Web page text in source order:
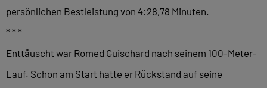
persönlichen Bestleistung von 4:28,78 Minuten.
* * *
Enttäuscht war Romed Guischard nach seinem 100-Meter-
Lauf. Schon am Start hatte er Rückstand auf seine